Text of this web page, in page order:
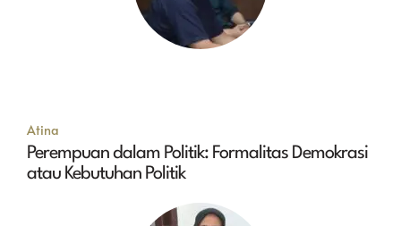
Atina
Perempuan dalam Politik: Formalitas Demokrasi
atau Kebutuhan Politik